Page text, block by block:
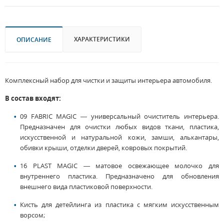
ОПИСАНИЕ ХАРАКТЕРИСТИКИ
Комплексный набор для чистки и защиты интерьера автомобиля.
В состав входят:
09 FABRIC MAGIC — универсальный очиститель интерьера.
Предназначен для очистки любых видов ткани, пластика,
искусственной и натуральной кожи, замши, алькантары,
обивки крыши, отделки дверей, ковровых покрытий.
16 PLAST MAGIC — матовое освежающее молочко для
внутреннего пластика. Предназначено для обновления
внешнего вида пластиковой поверхности.
Кисть для детейлинга из пластика с мягким искусственным
ворсом;